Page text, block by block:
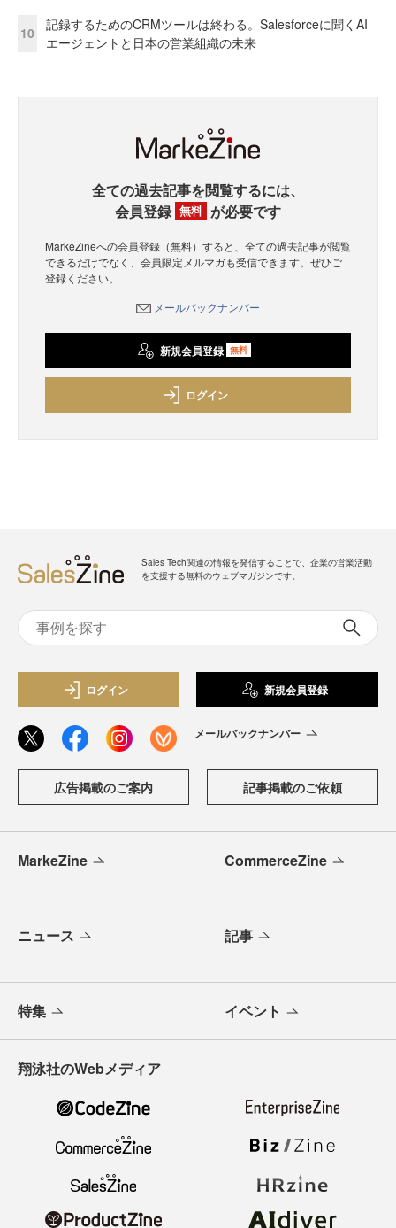
10
記録するためのCRMツールは終わる。Salesforceに聞くAI
エージェントと日本の営業組織の未来
全ての過去記事を閲覧するには、
会員登録 無料 が必要です
MarkeZineへの会員登録（無料）すると、全ての過去記事が閲覧
できるだけでなく、会員限定メルマガも受信できます。ぜひご
登録ください。
メールバックナンバー
新規会員登録 無料
ログイン
Sales Tech関連の情報を発信することで、企業の営業活動
を支援する無料のウェブマガジンです。
ログイン 新規会員登録
メールバックナンバー
広告掲載のご案内 記事掲載のご依頼
MarkeZine CommerceZine
ニュース 記事
特集 イベント
翔泳社のWebメディア